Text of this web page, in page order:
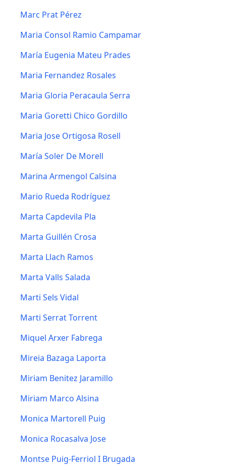
Marc Prat Pérez
Maria Consol Ramio Campamar
María Eugenia Mateu Prades
Maria Fernandez Rosales
Maria Gloria Peracaula Serra
Maria Goretti Chico Gordillo
Maria Jose Ortigosa Rosell
María Soler De Morell
Marina Armengol Calsina
Mario Rueda Rodríguez
Marta Capdevila Pla
Marta Guillén Crosa
Marta Llach Ramos
Marta Valls Salada
Marti Sels Vidal
Marti Serrat Torrent
Miquel Arxer Fabrega
Mireia Bazaga Laporta
Miriam Benitez Jaramillo
Miriam Marco Alsina
Monica Martorell Puig
Monica Rocasalva Jose
Montse Puig-Ferriol I Brugada